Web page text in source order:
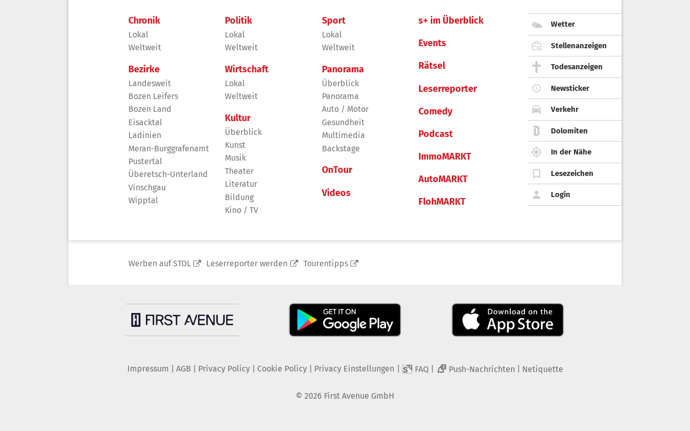
Chronik
Lokal
Weltweit
Bezirke
Landesweit
Bozen Leifers
Bozen Land
Eisacktal
Ladinien
Meran-Burggrafenamt
Pustertal
Überetsch-Unterland
Vinschgau
Wipptal
Politik
Lokal
Weltweit
Wirtschaft
Lokal
Weltweit
Kultur
Überblick
Kunst
Musik
Theater
Literatur
Bildung
Kino / TV
Sport
Lokal
Weltweit
Panorama
Überblick
Panorama
Auto / Motor
Gesundheit
Multimedia
Backstage
OnTour
Videos
s+ im Überblick
Events
Rätsel
Leserreporter
Comedy
Podcast
ImmoMARKT
AutoMARKT
FlohMARKT
Wetter
Stellenanzeigen
Todesanzeigen
Newsticker
Verkehr
Dolomiten
In der Nähe
Lesezeichen
Login
Werben auf STOL Leserreporter werden Tourentipps
Impressum AGB Privacy Policy| Cookie Policy| Privacy Einstellungen FAQ 2 Push-Nachrichten Netiquette
© 2026 First Avenue GmbH